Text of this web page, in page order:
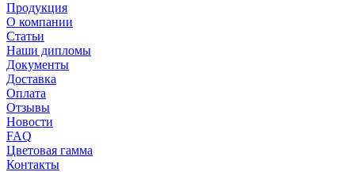
Продукция
О компании
Статьи
Наши дипломы
Документы
Доставка
Оплата
Отзывы
Новости
FAQ
Цветовая гамма
Контакты